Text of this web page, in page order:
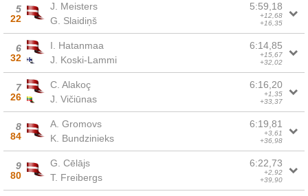
5
22
J. Meisters
G. Slaidiņš
5:59,18
+12,68
+16,35
6
32
I. Hatanmaa
J. Koski-Lammi
6:14,85
+15,67
+32,02
7
26
C. Alakoç
J. Vičiūnas
6:16,20
+1,35
+33,37
8
84
A. Gromovs
K. Bundzinieks
6:19,81
+3,61
+36,98
9
80
G. Cēlājs
T. Freibergs
6:22,73
+2,92
+39,90